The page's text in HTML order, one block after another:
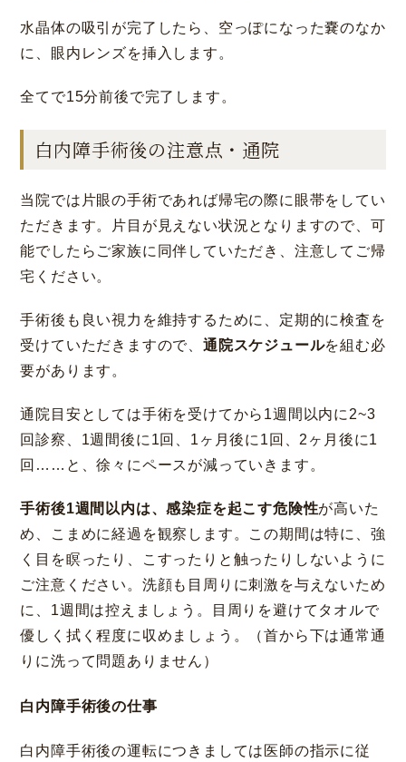
水晶体の吸引が完了したら、空っぽになった嚢のなか
に、眼内レンズを挿入します。
全てで15分前後で完了します。
白内障手術後の注意点・通院
当院では片眼の手術であれば帰宅の際に眼帯をしてい
ただきます。片目が見えない状況となりますので、可
能でしたらご家族に同伴していただき、注意してご帰
宅ください。
手術後も良い視力を維持するために、定期的に検査を
受けていただきますので、 通院スケジュールを組む必
要があります。
通院目安としては手術を受けてから1週間以内に2~3
回診察、1週間後に1回、1ヶ月後に1回、2ヶ月後に1
回……と、徐々にペースが減っていきます。
手術後1週間以内は、感染症を起こす危険性が高いた
め、こまめに経過を観察します。この期間は特に、強
く目を瞑ったり、こすったりと触ったりしないように
ご注意ください。洗顔も目周りに刺激を与えないため
に、1週間は控えましょう。目周りを避けてタオルで
優しく拭く程度に収めましょう。（首から下は通常通
りに洗って問題ありません）
白内障手術後の仕事
白内障手術後の運転につきましては医師の指示に従